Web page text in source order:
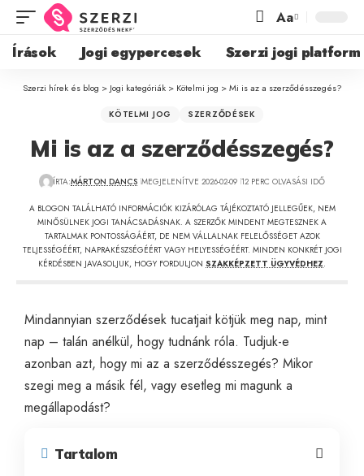
Aa
Írások Jogi egypercesek Szerzi jogi platform
Szerzi hírek és blog > Jogi kategóriák> Kötelmi jog >Mi is az a szerződésszegés?
KÖTELMI JOG SZERZŐDÉSEK
Mi is az a szerződésszegés?
ÍRTA:MÁRTON DANCS MEGJELENÍTVE 2026-02-09 12 PERC OLVASÁSI IDŐ
A BLOGON TALÁLHATÓ INFORMÁCIÓK KIZÁRÓLAG TÁJÉKOZTATÓ JELLEGŰEK, NEM
MINŐSÜLNEK JOGI TANÁCSADÁSNAK. A SZERZŐK MINDENT MEGTESZNEK A
TARTALMAK PONTOSSÁGÁÉRT, DE NEM VÁLLALNAK FELELŐSSÉGET AZOK
TELJESSÉGÉÉRT, NAPRAKÉSZSÉGÉÉRT VAGY HELYESSÉGÉÉRT. MINDEN KONKRÉT JOGI
KÉRDÉSBEN JAVASOLJUK, HOGY FORDULJON SZAKKÉPZETT ÜGYVÉDHEZ.
Mindannyian szerződések tucatjait kötjük meg nap, mint
nap – talán anélkül, hogy tudnánk róla. Tudjuk-e
azonban azt, hogy mi az a szerződésszegés? Mikor
szegi meg a másik fél, vagy esetleg mi magunk a
megállapodást?
Tartalom